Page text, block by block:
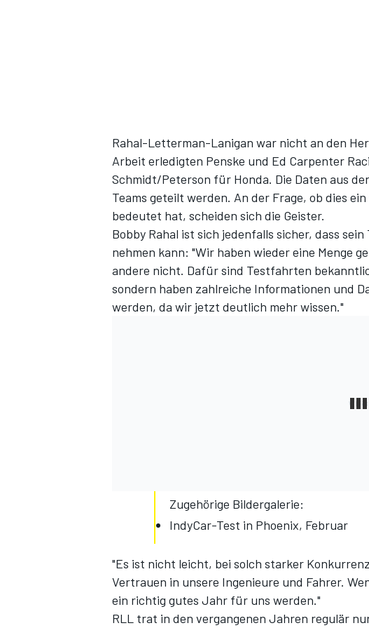
Rahal-Letterman-Lanigan war nicht an den
Arbeit erledigten Penske und Ed Carpenter
Schmidt/Peterson für Honda. Die Daten aus
Teams geteilt werden. An der Frage, ob dies
bedeutet hat, scheiden sich die Geister.
Bobby Rahal ist sich jedenfalls sicher, dass
nehmen kann: "Wir haben wieder eine Menge
andere nicht. Dafür sind Testfahrten
sondern haben zahlreiche Informationen und
werden, da wir jetzt deutlich mehr wissen."
Zugehörige Bildergalerie:
IndyCar-Test in Phoenix, Februar
"Es ist nicht leicht, bei solch starker
Vertrauen in unsere Ingenieure und Fahrer.
ein richtig gutes Jahr für uns werden."
RLL trat in den vergangenen Jahren regulär